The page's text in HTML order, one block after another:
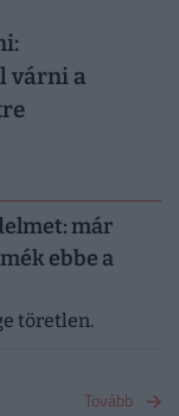
várni a
már
ebbe a
töretlen.
Tovább